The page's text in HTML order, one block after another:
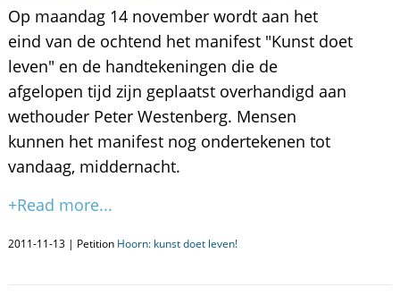
Op maandag 14 november wordt aan het
eind van de ochtend het manifest "Kunst doet
leven" en de handtekeningen die de
afgelopen tijd zijn geplaatst overhandigd aan
wethouder Peter Westenberg. Mensen
kunnen het manifest nog ondertekenen tot
vandaag, middernacht.
+Read more...
2011-11-13 | Petition Hoorn: kunst doet leven!